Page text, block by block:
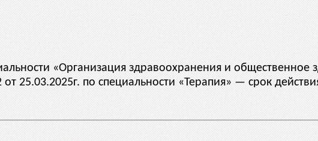
«Организация здравоохранения и общественное
25.03.2025г. по специальности «Терапия» — срок